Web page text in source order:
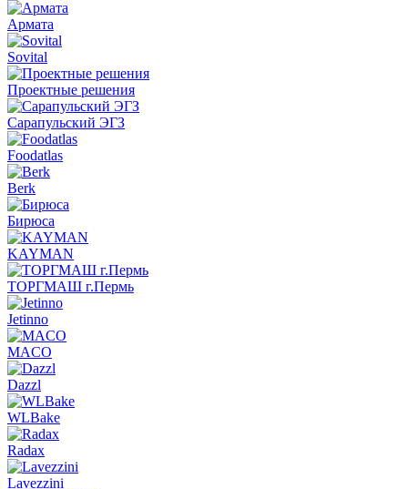
Армата
Sovital
Проектные решения
Сарапульский ЭГЗ
Foodatlas
Berk
Бирюса
KAYMAN
ТОРГМАШ г.Пермь
Jetinno
MACO
Dazzl
WLBake
Radax
Lavezzini